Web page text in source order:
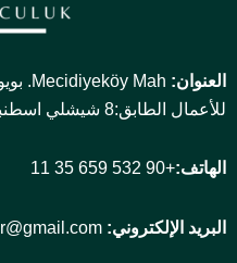
العنوان:
للأعمال الطابق:8 شيشلي اسطنبول
الهاتف:+90 532 659 35 11
البريد الإلكتروني: